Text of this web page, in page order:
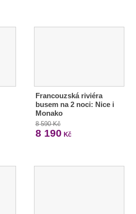
Francouzská riviéra
busem na 2 noci: Nice i
Monako
8 590 Kč
8 190 Kč